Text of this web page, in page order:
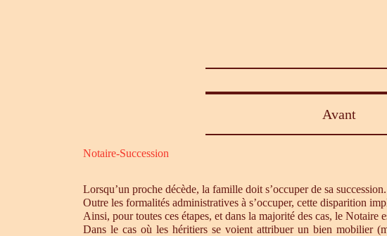
Avant
Notaire-Succession
Lorsqu’un proche décède, la famille doit s’occuper de sa succession.
Outre les formalités administratives à s’occuper, cette disparition
Ainsi, pour toutes ces étapes, et dans la majorité des cas, le
Dans le cas où les héritiers se voient attribuer un bien mobilier